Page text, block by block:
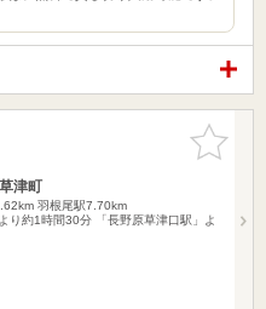
お気に入
りに追加
津町
羽根尾駅7.70km
り約1時間30分 「長野原草津口駅」よ